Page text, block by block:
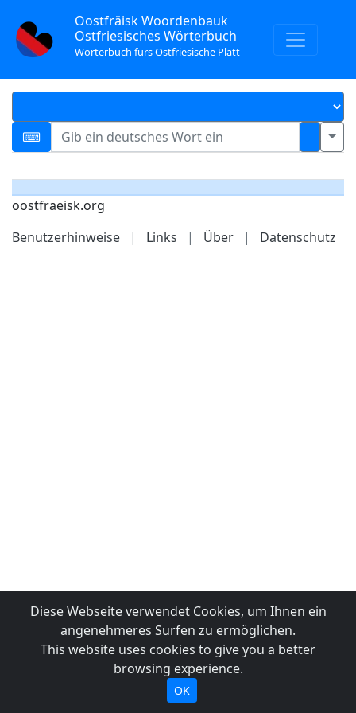
Oostfräisk Woordenbauk
Ostfriesisches Wörterbuch
Wörterbuch fürs Ostfriesische Platt
oostfraeisk.org
Benutzerhinweise
| Links | Über | Datenschutz
Diese Webseite verwendet Cookies, um Ihnen ein
angenehmeres Surfen zu ermöglichen.
This website uses cookies to give you a better
browsing experience.
OK